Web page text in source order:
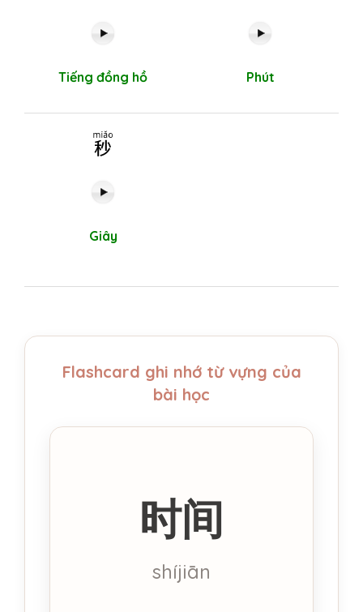
Tiếng đồng hồ Phút
秒
Giây
Flashcard ghi nhớ từ vựng của
bài học
时间
shíjiān
Thời gian